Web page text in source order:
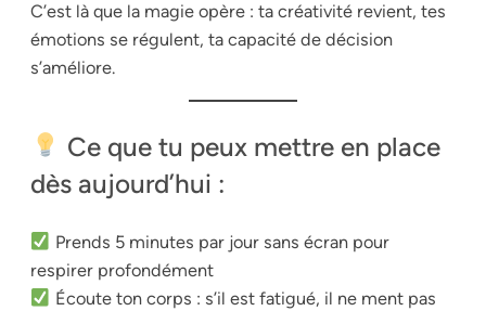
C’est là que la magie opère : ta créativité revient, tes
émotions se régulent, ta capacité de décision
s’améliore.
Ce que tu peux mettre en place
dès aujourd’hui :
Prends 5 minutes par jour sans écran pour
respirer profondément
Écoute ton corps : s’il est fatigué, il ne ment pas